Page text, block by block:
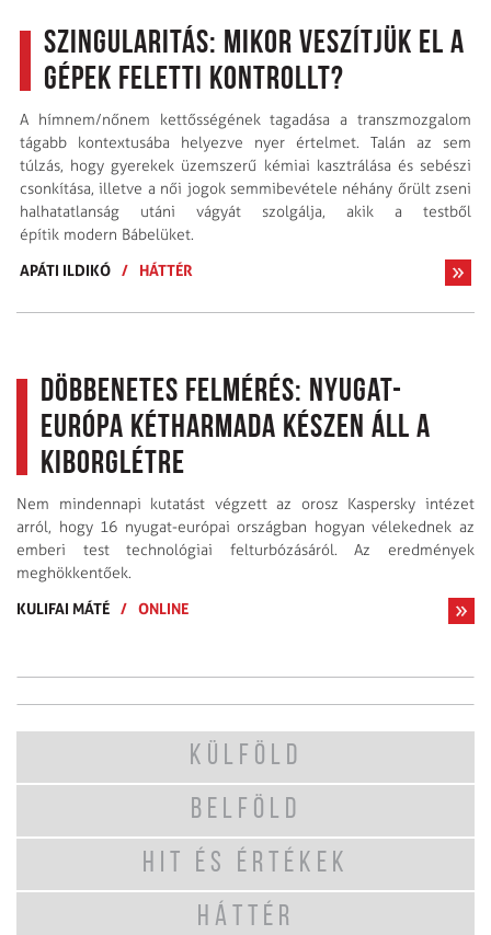
Szingularitás: Mikor veszítjük el a
gépek feletti kontrollt?
A hímnem/nőnem kettősségének tagadása a transzmozgalom
tágabb kontextusába helyezve nyer értelmet. Talán az sem
túlzás, hogy gyerekek üzemszerű kémiai kasztrálása és sebészi
csonkítása, illetve a női jogok semmibevétele néhány őrült zseni
halhatatlanság utáni vágyát szolgálja, akik a testből
építik modern Bábelüket.
APÁTI ILDIKÓ / HÁTTÉR
Döbbenetes felmérés: Nyugat-
Európa kétharmada készen áll a
kiborglétre
Nem mindennapi kutatást végzett az orosz Kaspersky intézet
arról, hogy 16 nyugat-európai országban hogyan vélekednek az
emberi test technológiai felturbózásáról. Az eredmények
meghökkentőek.
KULIFAI MÁTÉ / ONLINE
KÜLFÖLD
BELFÖLD
HIT ÉS ÉRTÉKEK
HÁTTÉR